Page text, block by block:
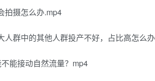
拍摄怎么办.mp4
人群中的其他人群投产不好，占比高怎么
能接动自然流量？mp4